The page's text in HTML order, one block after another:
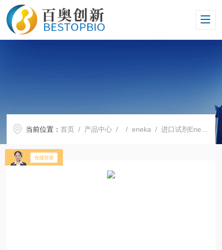
当前位置：首页 / 产品中心 / /eneka / 进口试剂Eneka全国代理